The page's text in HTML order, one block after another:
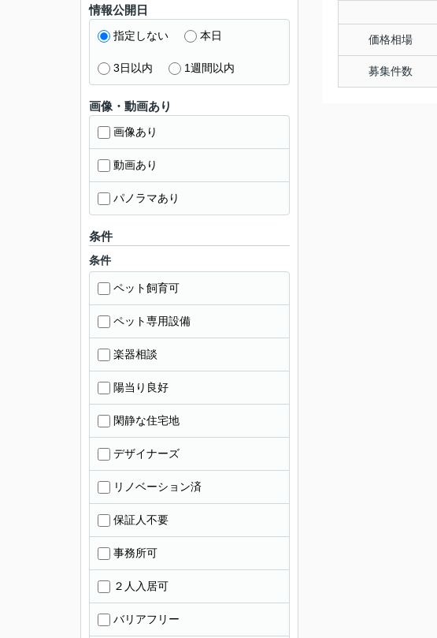
価格相場
募集件数
情報公開日
指定しない 本日
3日以内 1週間以内
画像・動画あり
画像あり
動画あり
パノラマあり
条件
条件
ペット飼育可
ペット専用設備
楽器相談
陽当り良好
閑静な住宅地
デザイナーズ
リノベーション済
保証人不要
事務所可
２人入居可
バリアフリー